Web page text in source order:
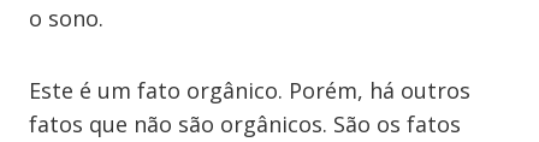
o sono.
Este é um fato orgânico. Porém, há outros
fatos que não são orgânicos. São os fatos